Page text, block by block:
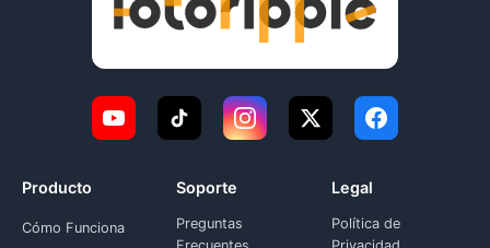
Producto
Cómo Funciona
Soporte
Preguntas
Legal
Política de